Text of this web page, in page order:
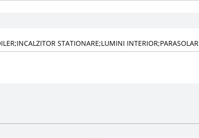
STATIONARE;LUMINI INTERIOR;PARASOLAR